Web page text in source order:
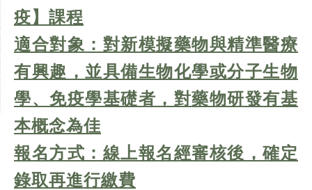
疫】課程
適合對象：對新模擬藥物與精準醫療
有興趣，並具備生物化學或分子生物
學、免疫學基礎者，對藥物研發有基
本概念為佳
報名方式：線上報名經審核後，確定
錄取再進行繳費